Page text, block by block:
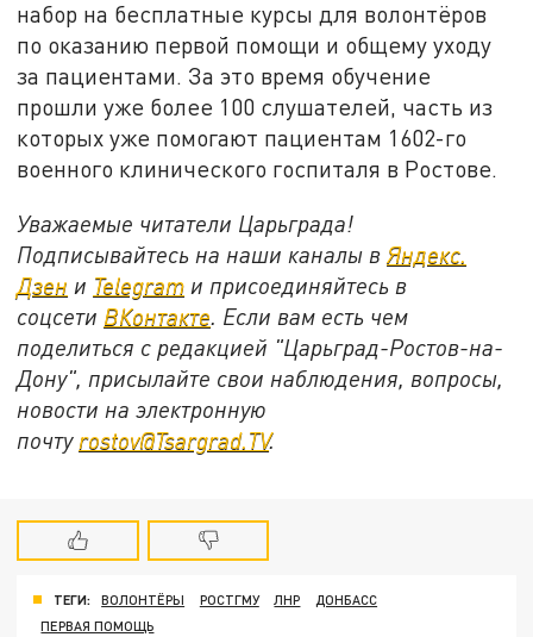
набор на бесплатные курсы для волонтёров
по оказанию первой помощи и общему уходу
за пациентами. За это время обучение
прошли уже более 100 слушателей, часть из
которых уже помогают пациентам 1602-го
военного клинического госпиталя в Ростове.
Уважаемые читатели Царьграда!
Подписывайтесь на наши каналы в Яндекс.
Дзен и Telegram и присоединяйтесь в
соцсети ВКонтакте . Если вам есть чем
поделиться с редакцией "Царьград-Ростов-на-
Дону", присылайте свои наблюдения, вопросы,
новости на электронную
почту rostov@Tsargrad.ТV.
ТЕГИ: ВОЛОНТЁРЫ РОСТГМУ ЛНР
ДОНБАСС
ПЕРВАЯ ПОМОЩЬ